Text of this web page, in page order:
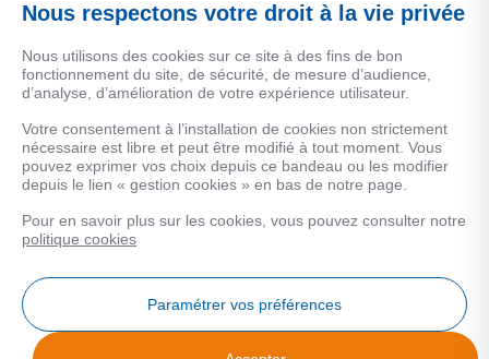
MENTIONS LEGALES
Données personnelles
COOKIES
Nous respectons votre droit à la vie privée
Nous utilisons des cookies sur ce site à des fins de bon
fonctionnement du site, de sécurité, de mesure d’audience,
d’analyse, d’amélioration de votre expérience utilisateur.
Votre consentement à l’installation de cookies non strictement
nécessaire est libre et peut être modifié à tout moment. Vous
pouvez exprimer vos choix depuis ce bandeau ou les modifier
depuis le lien « gestion cookies » en bas de notre page.
Pour en savoir plus sur les cookies, vous pouvez consulter notre
politique cookies
Paramétrer vos préférences